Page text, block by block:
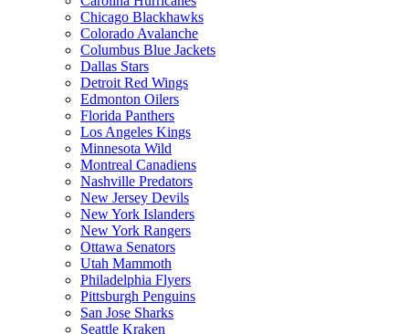
Chicago Blackhawks
Colorado Avalanche
Columbus Blue Jackets
Dallas Stars
Detroit Red Wings
Edmonton Oilers
Florida Panthers
Los Angeles Kings
Minnesota Wild
Montreal Canadiens
Nashville Predators
New Jersey Devils
New York Islanders
New York Rangers
Ottawa Senators
Utah Mammoth
Philadelphia Flyers
Pittsburgh Penguins
San Jose Sharks
Seattle Kraken